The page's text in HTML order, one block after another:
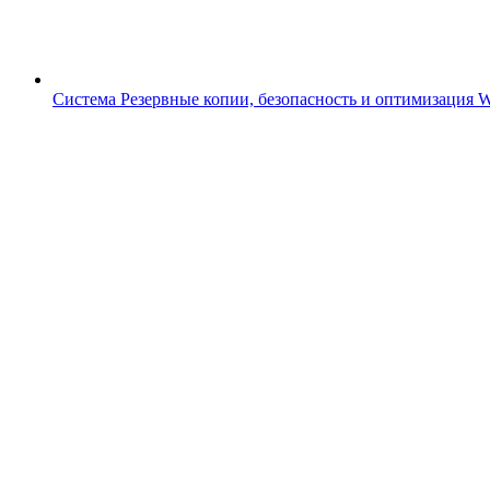
Система Резервные копии, безопасность и оптимизация